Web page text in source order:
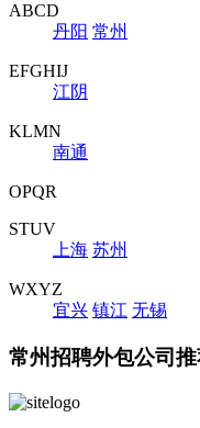
ABCD
丹阳 常州
EFGHIJ
江阴
KLMN
南通
OPQR
STUV
上海 苏州
WXYZ
宜兴 镇江 无锡
常州招聘外包公司